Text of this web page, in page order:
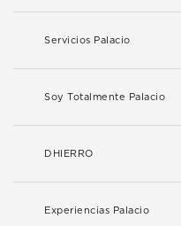
Servicios Palacio
Soy Totalmente Palacio
DHIERRO
Experiencias Palacio